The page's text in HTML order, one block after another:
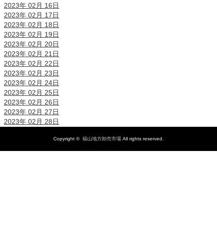
2023年 02月 16日
2023年 02月 17日
2023年 02月 18日
2023年 02月 19日
2023年 02月 20日
2023年 02月 21日
2023年 02月 22日
2023年 02月 23日
2023年 02月 24日
2023年 02月 25日
2023年 02月 26日
2023年 02月 27日
2023年 02月 28日
Copyright © 福山地方卸売市場 All rights reserved.